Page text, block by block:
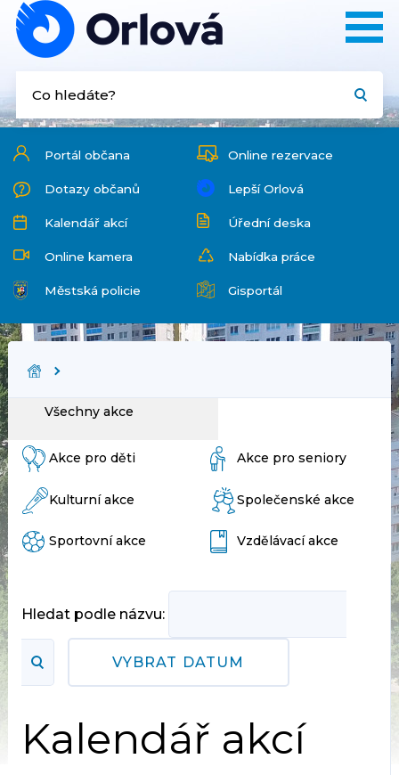
Portál občana Online rezervace
Dotazy občanů Lepší Orlová
Kalendář akcí Úřední deska
Online kamera Nabídka práce
Městská policie Gisportál
Hledat podle názvu:
VYBRAT DATUM
Kalendář akcí
Všechny akce
Akce pro děti Akce pro seniory
Kulturní akce Společenské akce
Sportovní akce Vzdělávací akce